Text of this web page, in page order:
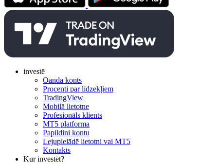
investē
Oanda konts
Procenti par līdzekļiem
TradingView
Mobilā lietotne
Profesionāls klients
MT5 platforma
Papildini kontu
Lejupielādē lietotni vai MT5
Kontakts
Kur investēt?